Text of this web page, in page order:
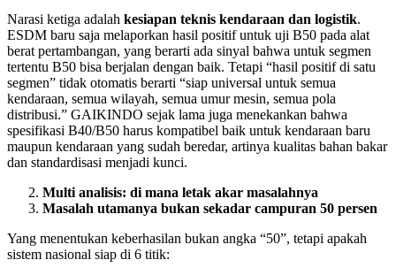
Narasi ketiga adalah kesiapan teknis kendaraan dan logistik.
ESDM baru saja melaporkan hasil positif untuk uji B50 pada alat
berat pertambangan, yang berarti ada sinyal bahwa untuk segmen
tertentu B50 bisa berjalan dengan baik. Tetapi “hasil positif di satu
segmen” tidak otomatis berarti “siap universal untuk semua
kendaraan, semua wilayah, semua umur mesin, semua pola
distribusi.” GAIKINDO sejak lama juga menekankan bahwa
spesifikasi B40/B50 harus kompatibel baik untuk kendaraan baru
maupun kendaraan yang sudah beredar, artinya kualitas bahan bakar
dan standardisasi menjadi kunci.
Multi analisis: di mana letak akar masalahnya
Masalah utamanya bukan sekadar campuran 50 persen
Yang menentukan keberhasilan bukan angka “50”, tetapi apakah
sistem nasional siap di 6 titik: